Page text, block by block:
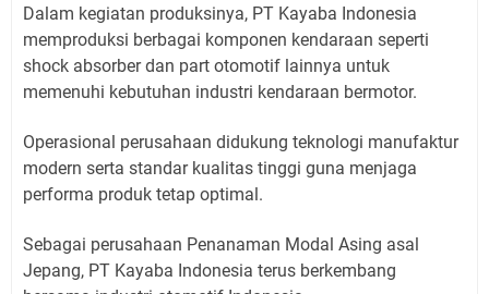
Dalam kegiatan produksinya, PT Kayaba Indonesia
memproduksi berbagai komponen kendaraan seperti
shock absorber dan part otomotif lainnya untuk
memenuhi kebutuhan industri kendaraan bermotor.
Operasional perusahaan didukung teknologi manufaktur
modern serta standar kualitas tinggi guna menjaga
performa produk tetap optimal.
Sebagai perusahaan Penanaman Modal Asing asal
Jepang, PT Kayaba Indonesia terus berkembang